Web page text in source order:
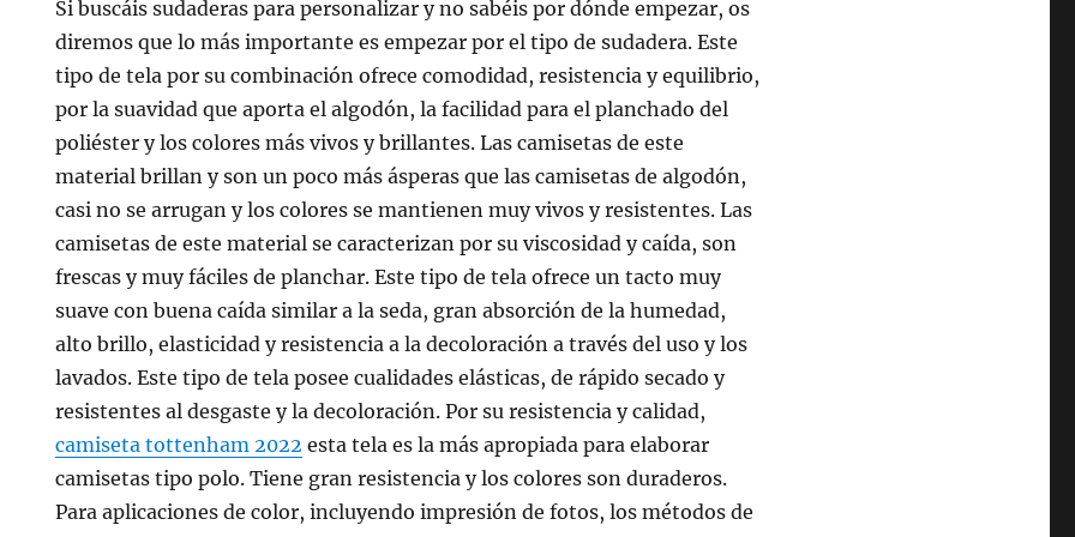
Si buscáis sudaderas para personalizar y no sabéis por dónde empezar, os
diremos que lo más importante es empezar por el tipo de sudadera. Este
tipo de tela por su combinación ofrece comodidad, resistencia y equilibrio,
por la suavidad que aporta el algodón, la facilidad para el planchado del
poliéster y los colores más vivos y brillantes. Las camisetas de este
material brillan y son un poco más ásperas que las camisetas de algodón,
casi no se arrugan y los colores se mantienen muy vivos y resistentes. Las
camisetas de este material se caracterizan por su viscosidad y caída, son
frescas y muy fáciles de planchar. Este tipo de tela ofrece un tacto muy
suave con buena caída similar a la seda, gran absorción de la humedad,
alto brillo, elasticidad y resistencia a la decoloración a través del uso y los
lavados. Este tipo de tela posee cualidades elásticas, de rápido secado y
resistentes al desgaste y la decoloración. Por su resistencia y calidad,
camiseta tottenham 2022 esta tela es la más apropiada para elaborar
camisetas tipo polo. Tiene gran resistencia y los colores son duraderos.
Para aplicaciones de color, incluyendo impresión de fotos, los métodos de